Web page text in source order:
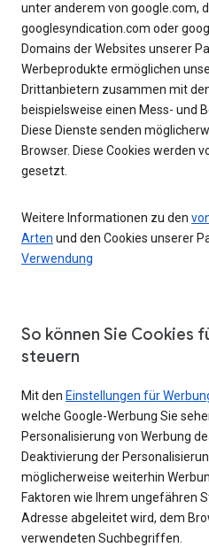
unter anderem von google.com,
googlesyndication.com oder
Domains der Websites unserer
Werbeprodukte ermöglichen
Drittanbietern zusammen mit
beispielsweise einen Mess- und
Diese Dienste senden
Browser. Diese Cookies werden
gesetzt.
Weitere Informationen zu den
Arten und den Cookies unserer
Verwendung
So können Sie Cookies
steuern
Mit den Einstellungen für
welche Google-Werbung Sie
Personalisierung von Werbung
Deaktivierung der
möglicherweise weiterhin
Faktoren wie Ihrem ungefähren
Adresse abgeleitet wird, dem
verwendeten Suchbegriffen.